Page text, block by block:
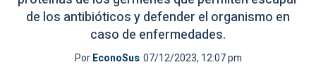
de los antibióticos y defender el organismo en
caso de enfermedades.
PorEconoSus 07/12/2023, 12:07 pm